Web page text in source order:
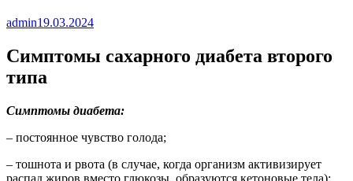
admin19.03.2024
Симптомы сахарного диабета второго
типа
Симптомы диабета:
– постоянное чувство голода;
– тошнота и рвота (в случае, когда организм активизирует
распад жиров вместо глюкозы, образуются кетоновые тела);